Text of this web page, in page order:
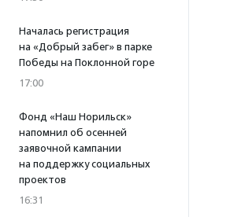
Началась регистрация
на «Добрый забег» в парке
Победы на Поклонной горе
17:00
Фонд «Наш Норильск»
напомнил об осенней
заявочной кампании
на поддержку социальных
проектов
16:31